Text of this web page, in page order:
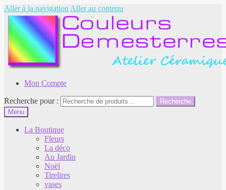
Aller à la navigation Aller au contenu
Mon Compte
Recherche pour :
Recherche
Menu
La Boutique
Fleurs
La déco
Au Jardin
Noël
Tirelires
vases